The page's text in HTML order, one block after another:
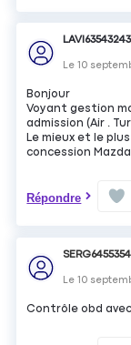
LAVI63543243
Le10
Bonjour
Voyant gestion
admission (Air .
Le mieux et le
concession
Répondre
Le10
Contrôle obd